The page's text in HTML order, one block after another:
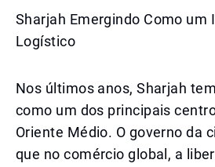
Sharjah Emergindo Como um
Logístico
Nos últimos anos, Sharjah
como um dos principais
Oriente Médio. O governo da
que no comércio global, a